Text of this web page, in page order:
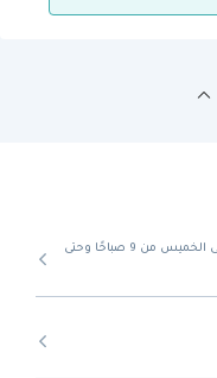
من الأحد إلى الخميس من 9 صباحًا وحتى